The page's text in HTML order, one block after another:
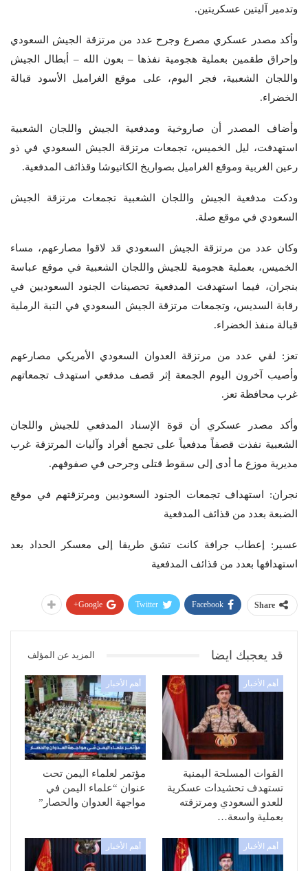
وتدمير آليتين عسكريتين.
وأكد مصدر عسكري مصرع وجرح عدد من مرتزقة الجيش السعودي
وإحراق طقمين بعملية هجومية نفذها – بعون الله – أبطال الجيش
واللجان الشعبية، فجر اليوم، على موقع الغراميل الأسود قبالة
الخضراء.
وأضاف المصدر أن صاروخية ومدفعية الجيش واللجان الشعبية
استهدفت، ليل الخميس، تجمعات مرتزقة الجيش السعودي في ذو
رعين الغربية وموقع الغراميل بصواريخ الكاتيوشا وقذائف المدفعية.
ودكت مدفعية الجيش واللجان الشعبية تجمعات مرتزقة الجيش
السعودي في موقع صلة.
وكان عدد من مرتزقة الجيش السعودي قد لاقوا مصارعهم، مساء
الخميس، بعملية هجومية للجيش واللجان الشعبية في موقع عباسة
بنجران، فيما استهدفت المدفعية تحصينات الجنود السعوديين في
رقابة السديس، وتجمعات مرتزقة الجيش السعودي في التبة الرملية
قبالة منفذ الخضراء.
تعز: لقي عدد من مرتزقة العدوان السعودي الأمريكي مصارعهم
وأصيب آخرون اليوم الجمعة إثر قصف مدفعي استهدف تجمعاتهم
غرب محافظة تعز.
وأكد مصدر عسكري أن قوة الإسناد المدفعي للجيش واللجان
الشعبية نفذت قصفاً مدفعياً على تجمع أفراد وآليات المرتزقة غرب
مديرية موزع ما أدى إلى سقوط قتلى وجرحى في صفوفهم.
نجران: استهداف تجمعات الجنود السعوديين ومرتزقتهم في موقع
الضبعة بعدد من قذائف المدفعية
عسير: إعطاب جرافة كانت تشق طريقا إلى معسكر الحداد بعد
استهدافها بعدد من قذائف المدفعية
Share
Facebook
Twitter
Google+
قد يعجبك ايضا المزيد عن المؤلف
أهم الأخبار
القوات المسلحة اليمنية
تستهدف تحشيدات عسكرية
للعدو السعودي ومرتزقته
بعملية واسعة…
أهم الأخبار
مؤتمر لعلماء اليمن تحت
عنوان “علماء اليمن في
مواجهة العدوان والحصار”
أهم الأخبار أهم الأخبار